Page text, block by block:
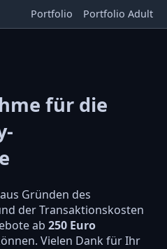
Portfolio Portfolio Adult
für die
Gründen des
der Transaktionskosten
ab 250 Euro
Vielen Dank für Ihr